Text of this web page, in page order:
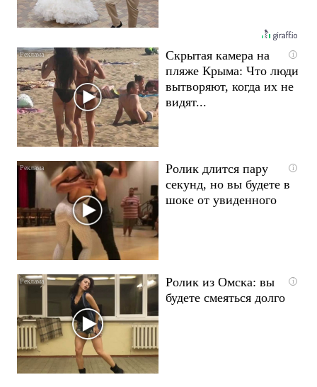
i
Скрытая камера на
пляже Крыма: Что люди
вытворяют, когда их не
видят...
i
Ролик длится пару
секунд, но вы будете в
шоке от увиденного
i
Ролик из Омска: вы
будете смеяться долго